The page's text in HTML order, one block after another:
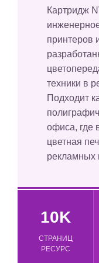
Картридж
принтеров
техники в
Подходит
офиса, где
цветная
рекламных
10K
СТРАНИЦ
РЕСУРС